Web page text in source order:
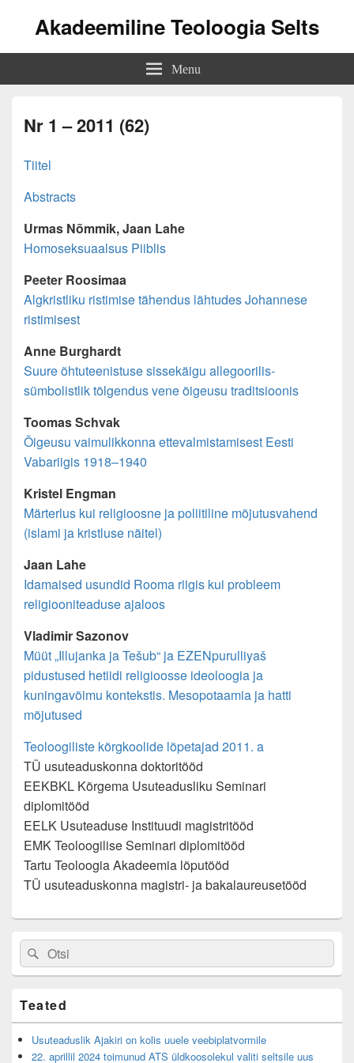
Akadeemiline Teoloogia Selts
Menu
Nr 1 – 2011 (62)
Tiitel
Abstracts
Urmas Nõmmik, Jaan Lahe
Homoseksuaalsus Piiblis
Peeter Roosimaa
Algkristliku ristimise tähendus lähtudes Johannese
ristimisest
Anne Burghardt
Suure õhtuteenistuse sissekäigu allegoorilis-
sümbolistlik tõlgendus vene õigeusu traditsioonis
Toomas Schvak
Õigeusu vaimulikkonna ettevalmistamisest Eesti
Vabariigis 1918–1940
Kristel Engman
Märterlus kui religioosne ja poliitiline mõjutusvahend
(islami ja kristluse näitel)
Jaan Lahe
Idamaised usundid Rooma riigis kui probleem
religiooniteaduse ajaloos
Vladimir Sazonov
Müüt „Illujanka ja Tešub“ ja EZENpurulliyaš
pidustused hetiidi religioosse ideoloogia ja
kuningavõimu kontekstis. Mesopotaamia ja hatti
mõjutused
Teoloogiliste kõrgkoolide lõpetajad 2011. a
TÜ usuteaduskonna doktoritööd
EEKBKL Kõrgema Usuteadusliku Seminari
diplomitööd
EELK Usuteaduse Instituudi magistritööd
EMK Teoloogilise Seminari diplomitööd
Tartu Teoloogia Akadeemia lõputööd
TÜ usuteaduskonna magistri- ja bakalaureusetööd
Primary
Sidebar
Widget
Area
Search
for:
Search
Teated
Usuteaduslik Ajakiri on kolis uuele veebiplatvormile
22. aprillil 2024 toimunud ATS üldkoosolekul valiti seltsile uus